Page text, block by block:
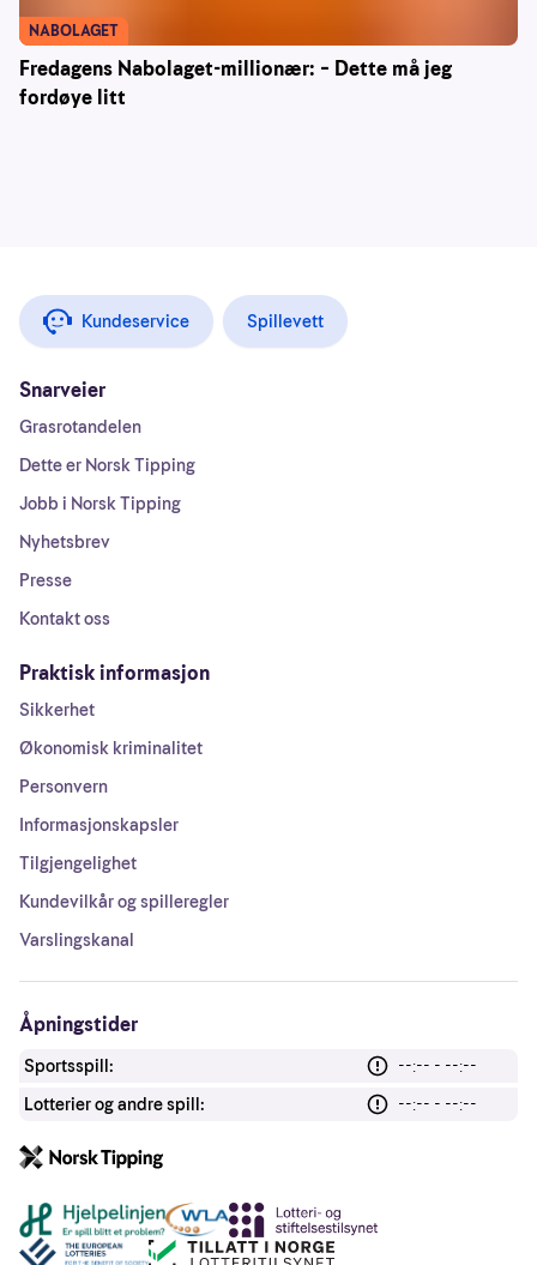
Fredagens Nabolaget-millionær: – Dette må jeg
fordøye litt
NABOLAGET
Kundeservice Spillevett
Snarveier
Grasrotandelen
Dette er Norsk Tipping
Jobb i Norsk Tipping
Nyhetsbrev
Presse
Kontakt oss
Praktisk informasjon
Sikkerhet
Økonomisk kriminalitet
Personvern
Informasjonskapsler
Tilgjengelighet
Kundevilkår og spilleregler
Varslingskanal
Åpningstider
Sportsspill:
--:-- - --:--
Lotterier og andre spill:
--:-- - --:--
Andre lenker